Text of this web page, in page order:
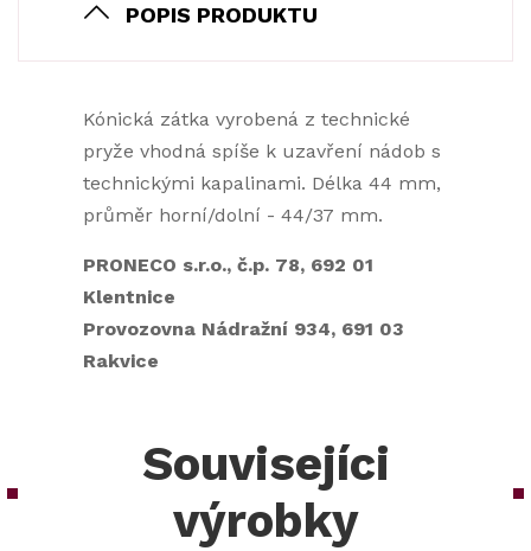
POPIS PRODUKTU
Kónická zátka vyrobená z technické
pryže vhodná spíše k uzavření nádob s
technickými kapalinami. Délka 44 mm,
průměr horní/dolní - 44/37 mm.
PRONECO s.r.o., č.p. 78, 692 01
Klentnice
Provozovna Nádražní 934, 691 03
Rakvice
Souvisejíci
výrobky